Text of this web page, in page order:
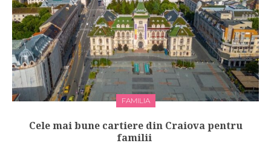
FAMILIA
Cele mai bune cartiere din Craiova pentru
familii